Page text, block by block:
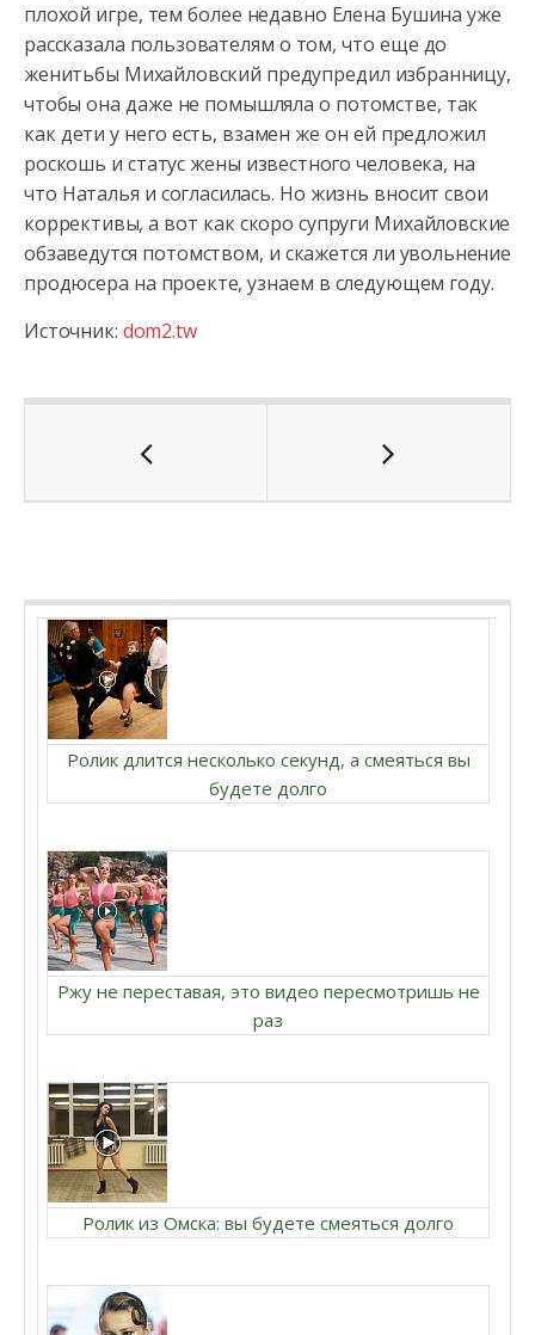
плохой игре, тем более недавно Елена Бушина уже
рассказала пользователям о том, что еще до
женитьбы Михайловский предупредил избранницу,
чтобы она даже не помышляла о потомстве, так
как дети у него есть, взамен же он ей предложил
роскошь и статус жены известного человека, на
что Наталья и согласилась. Но жизнь вносит свои
коррективы, а вот как скоро супруги Михайловские
обзаведутся потомством, и скажется ли увольнение
продюсера на проекте, узнаем в следующем году.
Источник: dom2.tw
Ролик длится несколько секунд, а смеяться вы
будете долго
Ржу не переставая, это видео пересмотришь не
раз
Ролик из Омска: вы будете смеяться долго